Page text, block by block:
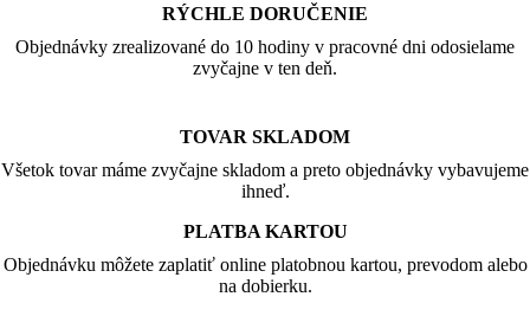
RÝCHLE DORUČENIE
Objednávky zrealizované do 10 hodiny v pracovné dni odosielame
zvyčajne v ten deň.
TOVAR SKLADOM
Všetok tovar máme zvyčajne skladom a preto objednávky vybavujeme
ihneď.
PLATBA KARTOU
Objednávku môžete zaplatiť online platobnou kartou, prevodom alebo
na dobierku.